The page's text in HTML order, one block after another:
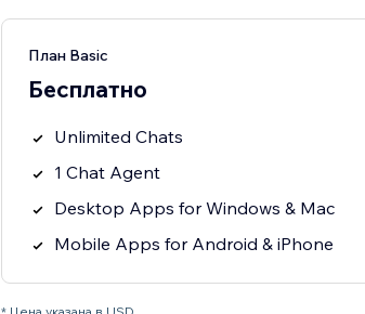
План Basic
Бесплатно
Unlimited Chats
1 Chat Agent
Desktop Apps for Windows & Mac
Mobile Apps for Android & iPhone